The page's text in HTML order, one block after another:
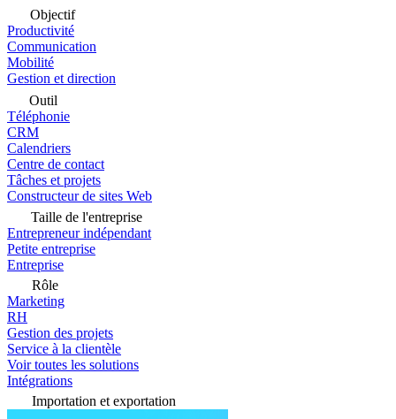
Objectif
Productivité
Communication
Mobilité
Gestion et direction
Outil
Téléphonie
CRM
Calendriers
Centre de contact
Tâches et projets
Constructeur de sites Web
Taille de l'entreprise
Entrepreneur indépendant
Petite entreprise
Entreprise
Rôle
Marketing
RH
Gestion des projets
Service à la clientèle
Voir toutes les solutions
Intégrations
Importation et exportation